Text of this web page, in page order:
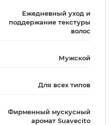
Ежедневный уход и
поддержание текстуры
волос
Мужской
Для всех типов
Фирменный мускусный
аромат Suavecito